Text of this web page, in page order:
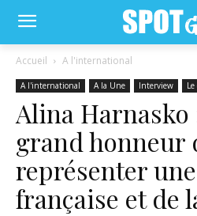
Accueil A l'international
A l'international A la Une Interview
Alina Harnasko
grand honneur
représenter
française et de